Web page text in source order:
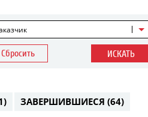
Сбросить ИСКАТЬ
ЗАВЕРШИВШИЕСЯ (64)